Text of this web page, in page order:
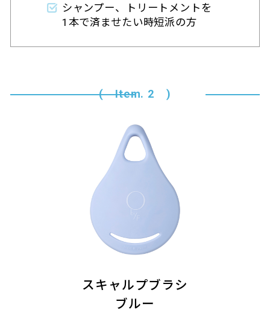
シャンプー、トリートメントを
1本で済ませたい時短派の方
( Item. 2 )
スキャルプブラシ
ブルー